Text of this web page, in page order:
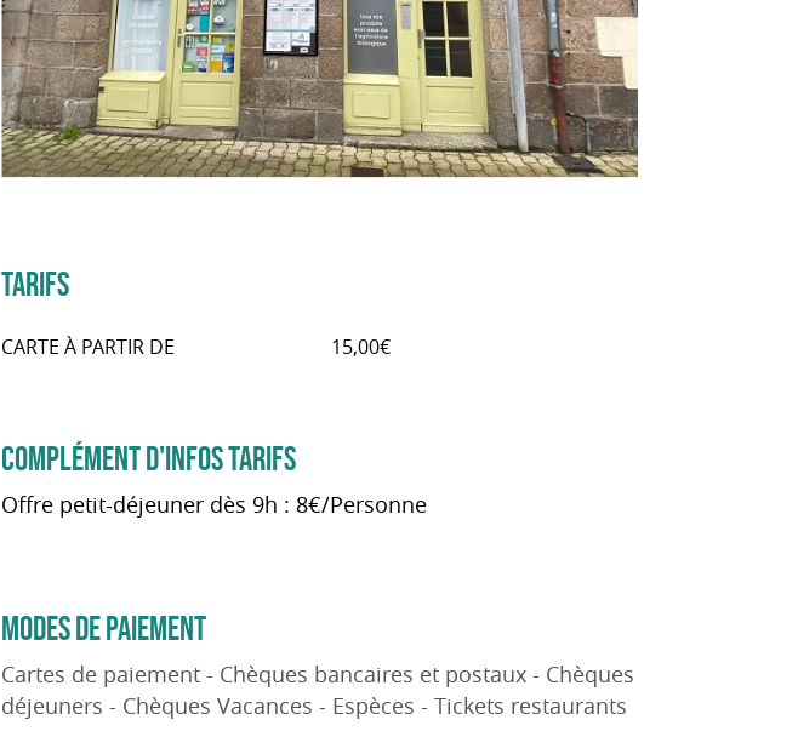
TARIFS
CARTE À PARTIR DE 15,00€
COMPLÉMENT D'INFOS TARIFS
Offre petit-déjeuner dès 9h : 8€/Personne
MODES DE PAIEMENT
Cartes de paiement - Chèques bancaires et postaux - Chèques
déjeuners - Chèques Vacances - Espèces - Tickets restaurants